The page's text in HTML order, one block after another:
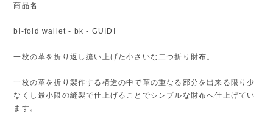
商品名
bi-fold wallet - bk - GUIDI
一枚の革を折り返し縫い上げた小さいな二つ折り財布。
一枚の革を折り製作する構造の中で革の重なる部分を出来る限り少
なくし最小限の縫製で仕上げることでシンプルな財布へ仕上げてい
ます。